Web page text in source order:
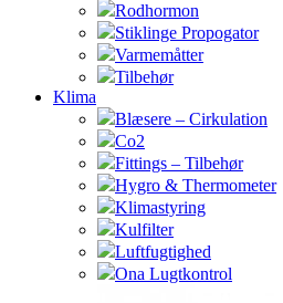
Rodhormon
Stiklinge Propogator
Varmemåtter
Tilbehør
Klima
Blæsere – Cirkulation
Co2
Fittings – Tilbehør
Hygro & Thermometer
Klimastyring
Kulfilter
Luftfugtighed
Ona Lugtkontrol